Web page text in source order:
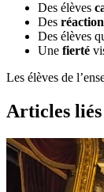
Des élèves
Des
Des élèves
Une fierté
Les élèves de
Articles liés